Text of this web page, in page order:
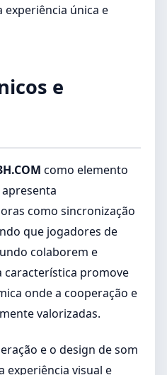
única e
e
como elemento
como sincronização
que jogadores de
colaborem e
característica promove
onde a cooperação e
valorizadas.
e o design de som
experiência visual e